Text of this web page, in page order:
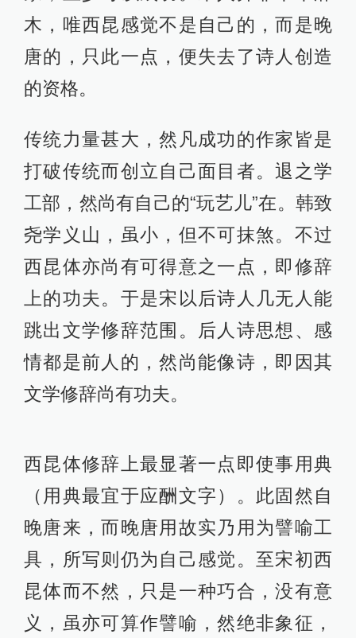
木，唯西昆感觉不是自己的，而是晚
唐的，只此一点，便失去了诗人创造
的资格。
传统力量甚大，然凡成功的作家皆是
打破传统而创立自己面目者。退之学
工部，然尚有自己的“玩艺儿”在。韩致
尧学义山，虽小，但不可抹煞。不过
西昆体亦尚有可得意之一点，即修辞
上的功夫。于是宋以后诗人几无人能
跳出文学修辞范围。后人诗思想、感
情都是前人的，然尚能像诗，即因其
文学修辞尚有功夫。
西昆体修辞上最显著一点即使事用典
（用典最宜于应酬文字）。此固然自
晚唐来，而晚唐用故实乃用为譬喻工
具，所写则仍为自己感觉。至宋初西
昆体而不然，只是一种巧合，没有意
义，虽亦可算作譬喻，然绝非象征，